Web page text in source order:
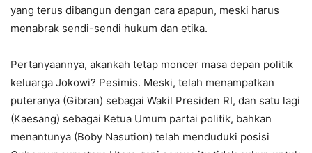
yang terus dibangun dengan cara apapun, meski harus
menabrak sendi-sendi hukum dan etika.
Pertanyaannya, akankah tetap moncer masa depan politik
keluarga Jokowi? Pesimis. Meski, telah menampatkan
puteranya (Gibran) sebagai Wakil Presiden RI, dan satu lagi
(Kaesang) sebagai Ketua Umum partai politik, bahkan
menantunya (Boby Nasution) telah menduduki posisi